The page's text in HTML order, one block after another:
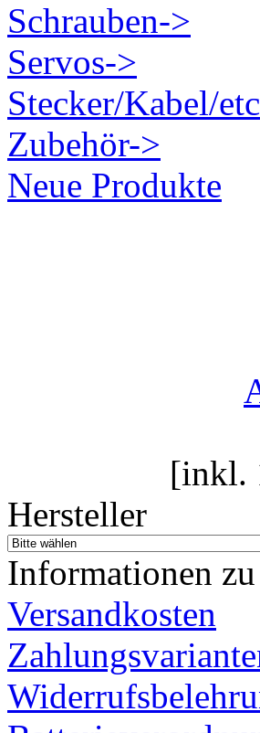
Schrauben->
Servos->
Stecker/Kabel/
Zubehör->
Neue Produkte
[inkl.
Hersteller
Informationen
Versandkosten